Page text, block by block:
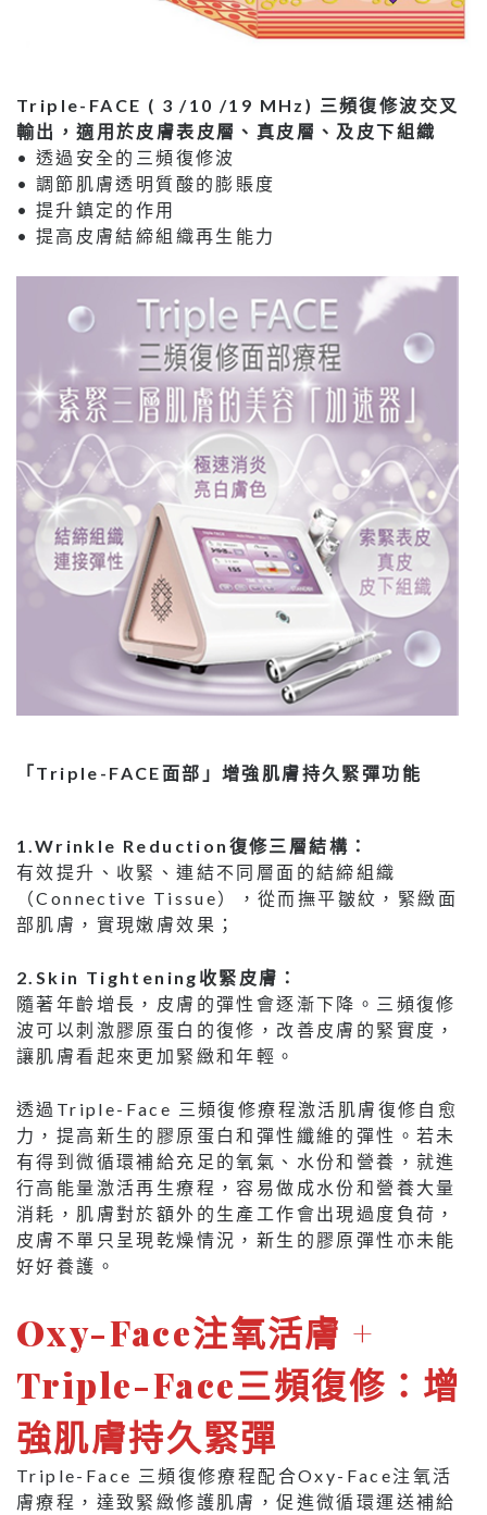
Triple-FACE ( 3 /10 /19 MHz) 三頻復修波交叉
輸出，適用於皮膚表皮層、真皮層、及皮下組織
• 透過安全的三頻復修波
• 調節肌膚透明質酸的膨賬度
• 提升鎮定的作用
• 提高皮膚結締組織再生能力
「Triple-FACE面部」增強肌膚持久緊彈功能
1.Wrinkle Reduction復修三層結構：
有效提升、收緊、連結不同層面的結締組織
（Connective Tissue），從而撫平皺紋，緊緻面
部肌膚，實現嫩膚效果；
2.Skin Tightening收緊皮膚：
隨著年齡增長，皮膚的彈性會逐漸下降。三頻復修
波可以刺激膠原蛋白的復修，改善皮膚的緊實度，
讓肌膚看起來更加緊緻和年輕。
透過Triple-Face 三頻復修療程激活肌膚復修自愈
力，提高新生的膠原蛋白和彈性纖維的彈性。若未
有得到微循環補給充足的氧氣、水份和營養，就進
行高能量激活再生療程，容易做成水份和營養大量
消耗，肌膚對於額外的生產工作會出現過度負荷，
皮膚不單只呈現乾燥情況，新生的膠原彈性亦未能
好好養護。
Oxy-Face注氧活膚 +
Triple-Face三頻復修：增
強肌膚持久緊彈
Triple-Face 三頻復修療程配合Oxy-Face注氧活
膚療程，達致緊緻修護肌膚，促進微循環運送補給